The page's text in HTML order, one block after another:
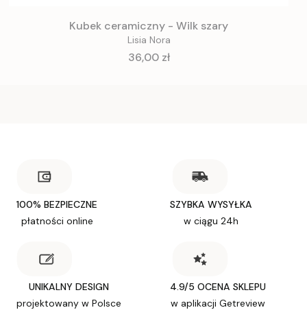
Kubek ceramiczny - Wilk szary
Lisia Nora
Cena
36,00 zł
100% BEZPIECZNE
płatności online
SZYBKA WYSYŁKA
w ciągu 24h
UNIKALNY DESIGN
projektowany w Polsce
4.9/5 OCENA SKLEPU
w aplikacji Getreview